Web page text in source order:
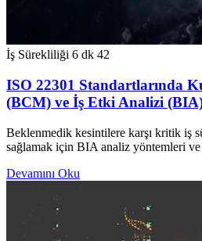
İş Sürekliliği 6 dk 42
ISO 22301 Standartlarında
(BCM) ve İş Etki Analizi
Beklenmedik kesintilere karşı kritik iş
sağlamak için BIA analiz yöntemleri
Devamını Oku